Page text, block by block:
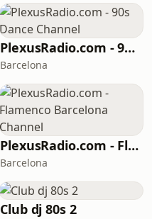
PlexusRadio.com - 90s Dance Channel
Barcelona
PlexusRadio.com - Flamenco Barcelona Channel
Barcelona
Club dj 80s 2